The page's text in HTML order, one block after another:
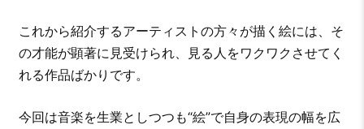
これから紹介するアーティストの方々が描く絵には、そ
の才能が顕著に見受けられ、見る人をワクワクさせてく
れる作品ばかりです。
今回は音楽を生業としつつも“絵”で自身の表現の幅を広